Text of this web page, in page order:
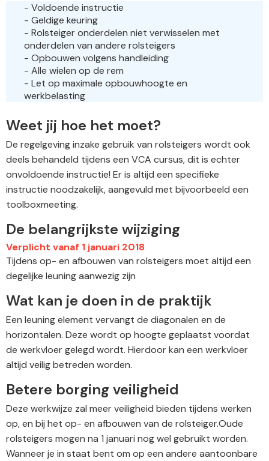
- Voldoende instructie
- Geldige keuring
- Rolsteiger onderdelen niet verwisselen met
onderdelen van andere rolsteigers
- Opbouwen volgens handleiding
- Alle wielen op de rem
- Let op maximale opbouwhoogte en
werkbelasting
Weet jij hoe het moet?
De regelgeving inzake gebruik van rolsteigers wordt ook
deels behandeld tijdens een VCA cursus, dit is echter
onvoldoende instructie! Er is altijd een specifieke
instructie noodzakelijk, aangevuld met bijvoorbeeld een
toolboxmeeting.
De belangrijkste wijziging
Verplicht vanaf 1 januari 2018
Tijdens op- en afbouwen van rolsteigers moet altijd een
degelijke leuning aanwezig zijn
Wat kan je doen in de praktijk
Een leuning element vervangt de diagonalen en de
horizontalen. Deze wordt op hoogte geplaatst voordat
de werkvloer gelegd wordt. Hierdoor kan een werkvloer
altijd veilig betreden worden.
Betere borging veiligheid
Deze werkwijze zal meer veiligheid bieden tijdens werken
op, en bij het op- en afbouwen van de rolsteiger.Oude
rolsteigers mogen na 1 januari nog wel gebruikt worden.
Wanneer je in staat bent om op een andere aantoonbare